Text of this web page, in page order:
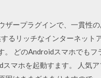
ザープラグインで、一貫性
るリッチなインターネッ
。 どのAndroidスマホでも
スマホを起動すます。 人気